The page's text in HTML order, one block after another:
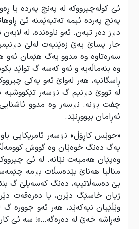
ئێ کوڵەچیرووکە لە پەنج پەردە یا
پەنج پەردە ئیمە تەتیەێمنە ئێ
دۊز دەر تیەن. ئەو ناوەندە، لە
جار پساێ یەێ زەێنیەت لەلێ
سەرەتاوە وە مدوو یەگ هێمان ئەو
وە بنەماڵەیە و ئەو کەسە گ تواێد
ڕاسگانیە، هەر لەواێ ئەو یەکی
لە تووێ دۊنیم گ نۊسەر
چفت بۊنە. نۊسەر وە مدوو ئاشنایی
ئەڕامان بپووڕنێد.
«جوێس کاڕۆڵ» نۊسەر ئامریکایی
یەگ دەنگ خوەێان وە گووش
وەپێان هەمیەت نێانە. لە ئێ
مناڵیا هەناێ بێدەسڵات بۊمه
بێ دەسەڵاتییە، دەنگ کەسەیلێ گ
ژیان خاسێگ دێرن، یا دەرەقەت
وێڵێیان نیەکەێد، هەر ئەو جوورە گ
فەڕاشه خەێ له دەرەگه…»؛ سە ئێ